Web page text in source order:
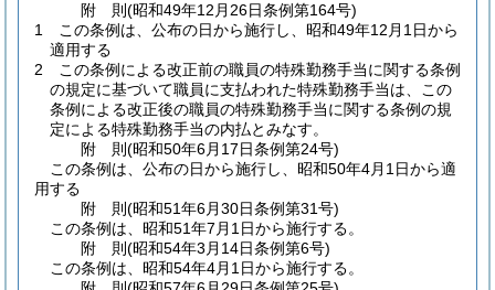
附 則(昭和49年12月26日条例第164号)
1
この条例は、公布の日から施行し、昭和49年12月1日から
適用する
2
この条例による改正前の職員の特殊勤務手当に関する条例
の規定に基づいて職員に支払われた特殊勤務手当は、この
条例による改正後の職員の特殊勤務手当に関する条例の規
定による特殊勤務手当の内払とみなす。
附 則(昭和50年6月17日条例第24号)
この条例は、公布の日から施行し、昭和50年4月1日から適
用する
附 則(昭和51年6月30日条例第31号)
この条例は、昭和51年7月1日から施行する。
附 則(昭和54年3月14日条例第6号)
この条例は、昭和54年4月1日から施行する。